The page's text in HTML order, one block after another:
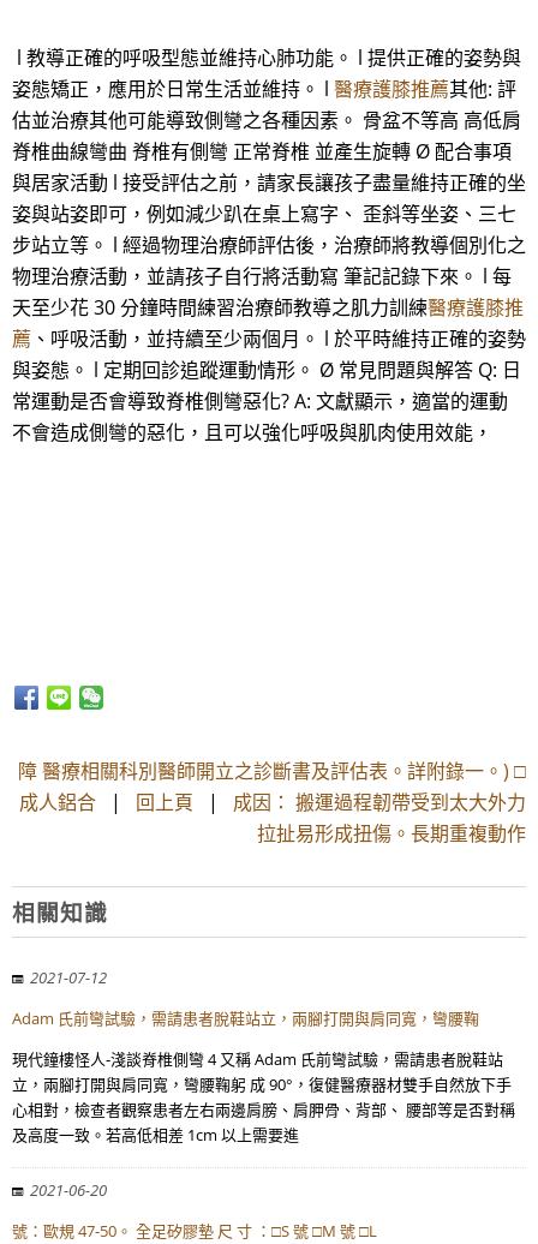
l 教導正確的呼吸型態並維持心肺功能。 l 提供正確的姿勢與
姿態矯正，應用於日常生活並維持。 l 醫療護膝推薦其他: 評
估並治療其他可能導致側彎之各種因素。 骨盆不等高 高低肩
脊椎曲線彎曲 脊椎有側彎 正常脊椎 並產生旋轉 Ø 配合事項
與居家活動 l 接受評估之前，請家長讓孩子盡量維持正確的坐
姿與站姿即可，例如減少趴在桌上寫字、 歪斜等坐姿、三七
步站立等。 l 經過物理治療師評估後，治療師將教導個別化之
物理治療活動，並請孩子自行將活動寫 筆記記錄下來。 l 每
天至少花 30 分鐘時間練習治療師教導之肌力訓練醫療護膝推
薦 、呼吸活動，並持續至少兩個月。 l 於平時維持正確的姿勢
與姿態。 l 定期回診追蹤運動情形。 Ø 常見問題與解答 Q: 日
常運動是否會導致脊椎側彎惡化? A: 文獻顯示，適當的運動
不會造成側彎的惡化，且可以強化呼吸與肌肉使用效能，
障 醫療相關科別醫師開立之診斷書及評估表。詳附錄一。) □
成人鋁合 | 回上頁 | 成因： 搬運過程韌帶受到太大外力
拉扯易形成扭傷。長期重複動作
相關知識
2021-07-12
Adam 氏前彎試驗，需請患者脫鞋站立，兩腳打開與肩同寬，彎腰鞠
現代鐘樓怪人-淺談脊椎側彎 4 又稱 Adam 氏前彎試驗，需請患者脫鞋站
立，兩腳打開與肩同寬，彎腰鞠躬 成 90°，復健醫療器材雙手自然放下手
心相對，檢查者觀察患者左右兩邊肩膀、肩胛骨、背部、 腰部等是否對稱
及高度一致。若高低相差 1cm 以上需要進
2021-06-20
號：歐規 47-50。 全足矽膠墊 尺 寸 ：□S 號 □M 號 □L